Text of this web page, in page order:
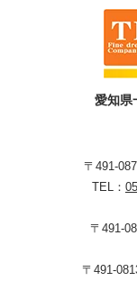
愛知県
〒491-
TEL：
〒491-
〒491-